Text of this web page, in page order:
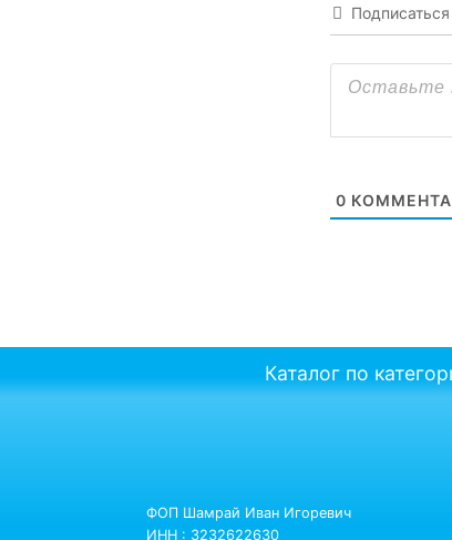
Подписаться
0
Каталог по
ФОП Шамрай Иван Игоревич
ИНН : 3232622630